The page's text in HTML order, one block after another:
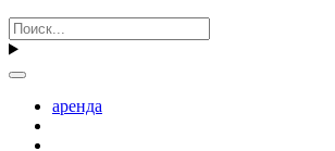
аренда